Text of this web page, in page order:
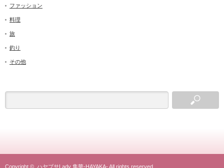
ファッション
料理
旅
釣り
その他
Copyright © ハヤブサLady 隼華-HAYAKA- All rights reserved.